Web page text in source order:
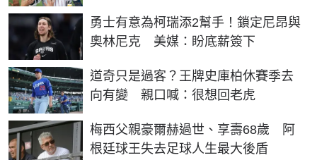
勇士有意為柯瑞添2幫手！鎖定尼昂與
奧林尼克 美媒：盼底薪簽下
道奇只是過客？王牌史庫柏休賽季去
向有變 親口喊：很想回老虎
梅西父親豪爾赫過世、享壽68歲 阿
根廷球王失去足球人生最大後盾